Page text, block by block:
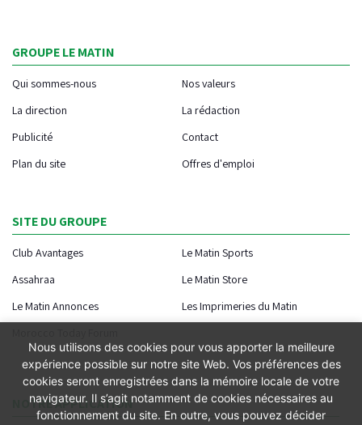
GROUPE LE MATIN
Qui sommes-nous
Nos valeurs
La direction
La rédaction
Publicité
Contact
Plan du site
Offres d'emploi
SITE DU GROUPE
Club Avantages
Le Matin Sports
Assahraa
Le Matin Store
Le Matin Annonces
Les Imprimeries du Matin
NOTRE APPLICATION
Nous utilisons des cookies pour vous apporter la meilleure
expérience possible sur notre site Web. Vos préférences des
cookies seront enregistrées dans la mémoire locale de votre
navigateur. Il s’agit notamment de cookies nécessaires au
fonctionnement du site. En outre, vous pouvez décider